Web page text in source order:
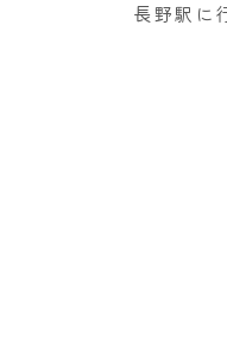
長野駅に